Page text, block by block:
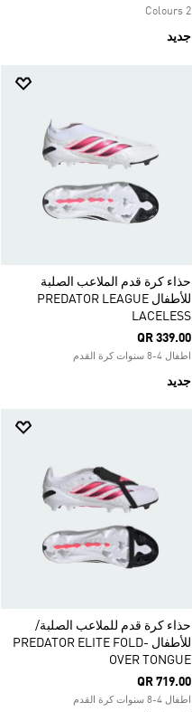
2 Colours
جديد
حذاء كرة قدم الملاعب الصلبة
للأطفال PREDATOR LEAGUE
LACELESS
QR 339.00
اطفال 4-8 سنوات كرة القدم
جديد
حذاء كرة قدم للملاعب الصلبة/
للأطفال PREDATOR ELITE FOLD-
OVER TONGUE
QR 719.00
اطفال 4-8 سنوات كرة القدم